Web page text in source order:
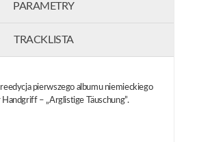
PARAMETRY
TRACKLISTA
pierwszego albumu niemieckiego
– „Arglistige Täuschung”.